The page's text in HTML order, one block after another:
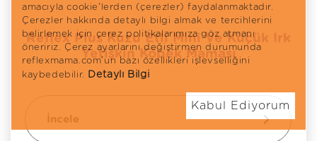
Reflex Plus Kuzu Etli Mini Ve Küçük Irk
Yetişkin Köpek Maması
İncele
amacıyla cookie'lerden (çerezler) faydalanmaktadır.
Çerezler hakkında detaylı bilgi almak ve tercihlerini
belirlemek için çerez politikalarımıza göz atmanı
öneririz. Çerez ayarlarını değiştirmen durumunda
reflexmama.com’un bazı özellikleri işlevselliğini
kaybedebilir. Detaylı Bilgi
Kabul Ediyorum